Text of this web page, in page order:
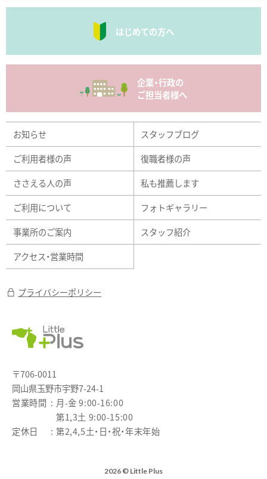
はじめての方へ
企業・行政の
ご担当者様へ
お知らせ
スタッフブログ
ご利用者様の声
復職者様の声
ささえる人の声
私も推薦します
ご利用について
フォトギャラリー
事業所のご案内
スタッフ紹介
アクセス・営業時間
プライバシーポリシー
〒706-0011
岡山県玉野市宇野7-24-1
営業時間
月-金 9:00-16:00
第1,3土 9:00-15:00
定休日
第2,4,5土・日・祝・年末年始
2026 © Little Plus